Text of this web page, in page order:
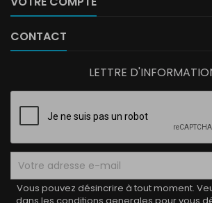
CONTACT
LETTRE
Vous pouvez désincrire à tout moment.